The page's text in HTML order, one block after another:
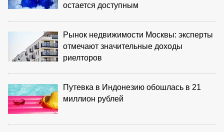
остается доступным
Рынок недвижимости Москвы: эксперты
отмечают значительные доходы
риелторов
Путевка в Индонезию обошлась в 21
миллион рублей